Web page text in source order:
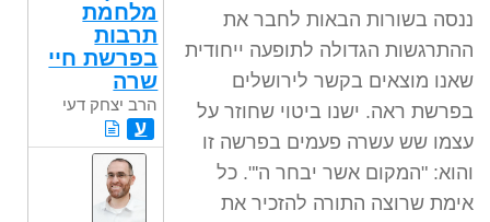
ננסה בשורות הבאות לחבר את
ההתרגשות הגדולה לתופעה ייחודית
שאנו מוצאים בקשר לירושלים
בפרשת ראה. ישנו ביטוי שחוזר על
עצמו שש עשרה פעמים בפרשה זו
והוא: "המקום אשר יבחר ה'". כל
אימת שרוצה התורה להזכיר את
מלחמת
תרבות
בפרשת חיי
שרה
הרב יצחק דעי
ע